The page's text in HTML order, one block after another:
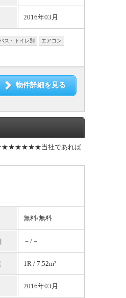
2016年03月
ス・トイレ別 エアコン
物件詳細を見る
当社であれば
無料/無料
－/－
1R / 7.52m²
2016年03月